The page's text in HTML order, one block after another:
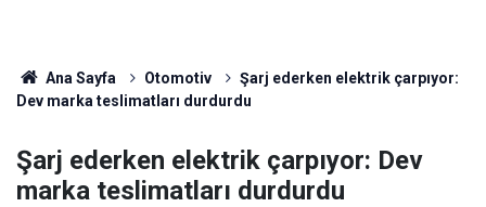
Ana Sayfa Otomotiv
Şarj ederken elektrik çarpıyor:
Dev marka teslimatları durdurdu
Şarj ederken elektrik çarpıyor: Dev
marka teslimatları durdurdu